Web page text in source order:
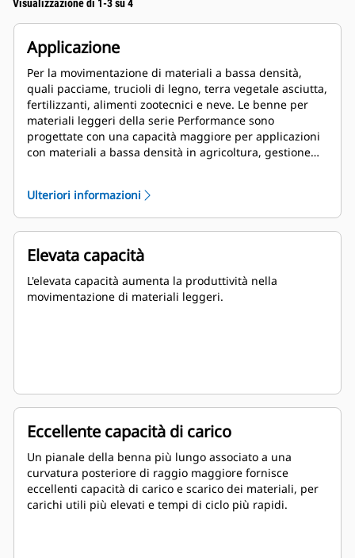
Visualizzazione di 1-3 su 4
Applicazione
Per la movimentazione di materiali a bassa densità,
quali pacciame, trucioli di legno, terra vegetale asciutta,
fertilizzanti, alimenti zootecnici e neve. Le benne per
materiali leggeri della serie Performance sono
progettate con una capacità maggiore per applicazioni
con materiali a bassa densità in agricoltura, gestione
fattore di riempimento per le benne serie Performance
può raggiungere il 115% della capacità specificata.
Ulteriori informazioni
Elevata capacità
L'elevata capacità aumenta la produttività nella
movimentazione di materiali leggeri.
Eccellente capacità di carico
Un pianale della benna più lungo associato a una
curvatura posteriore di raggio maggiore fornisce
eccellenti capacità di carico e scarico dei materiali, per
carichi utili più elevati e tempi di ciclo più rapidi.